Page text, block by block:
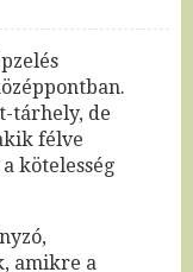
tárhely, de
félve
kötelesség
amikre a